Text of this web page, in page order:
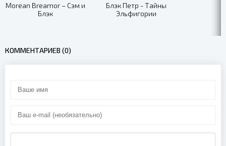
15
Morean Breamor – Сэм и
Блэк
Блэк Петр - Тайны
Эльфигории
КОММЕНТАРИЕВ (0)